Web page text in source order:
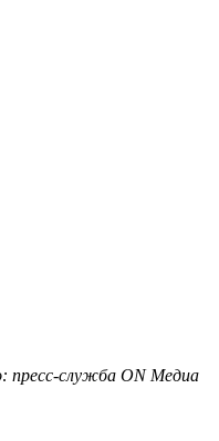
пресс-служба ON Медиа